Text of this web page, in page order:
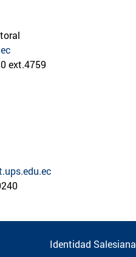
ext.4759
Identidad Salesiana